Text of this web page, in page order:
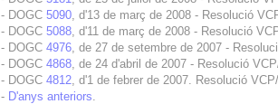
- DOGC 5090 , d'13 de març de 2008 - Resolució
- DOGC 5088 , d'11 de març de 2008 - Resolució
- DOGC 4976 , de 27 de setembre de 2007 -
- DOGC 4868 , de 24 d'abril de 2007 - Resolució
- DOGC 4812 , d'1 de febrer de 2007. Resolució
- D'anys anteriors